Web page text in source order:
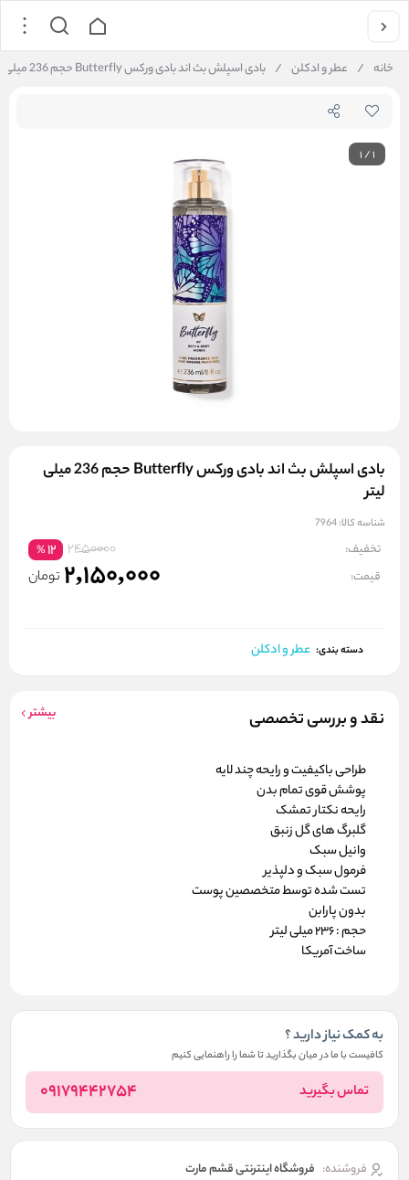
خانه / عطر و ادکلن / بادی اسپلش بث اند بادی ورکس Butterfly حجم 236 میلی لیتر
1/1
بادی اسپلش بث اند بادی ورکس Butterfly حجم 236 میلی
لیتر
شناسه کالا:7964
تخفیف: 2450000
12
%
قیمت: 2,150,000 تومان
دسته بندی: عطر و ادکلن
نقد و بررسی تخصصی بیشتر
طراحی باکیفیت و رایحه چند لایه
پوشش قوی تمام بدن
رایحه نکتار تمشک
گلبرگ های گل زنبق
وانیل سبک
فرمول سبک و دلپذیر
تست شده توسط متخصصین پوست
بدون پارابن
حجم : 236 میلی لیتر
ساخت آمریکا
به کمک نیاز دارید ؟
کافیست با ما در میان بگذارید تا شما را راهنمایی کنیم
تماس بگیرید 09179442754
فروشنده: فروشگاه اینترنتی قشم مارت